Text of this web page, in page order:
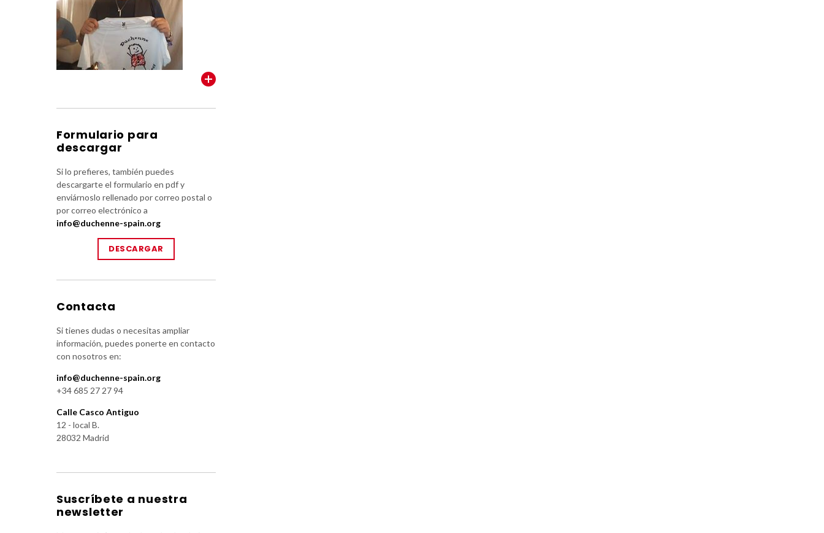
Formulario para
descargar
Si lo prefieres, también puedes
descargarte el formulario en pdf y
enviárnoslo rellenado por correo postal o
por correo electrónico a
info@duchenne-spain.org
DESCARGAR
Contacta
Si tienes dudas o necesitas ampliar
información, puedes ponerte en contacto
con nosotros en:
info@duchenne-spain.org
+34 685 27 27 94
Calle Casco Antiguo
12 - local B.
28032 Madrid
Suscríbete a nuestra
newsletter